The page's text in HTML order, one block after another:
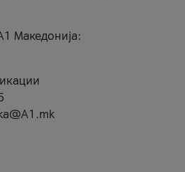
Македонија: